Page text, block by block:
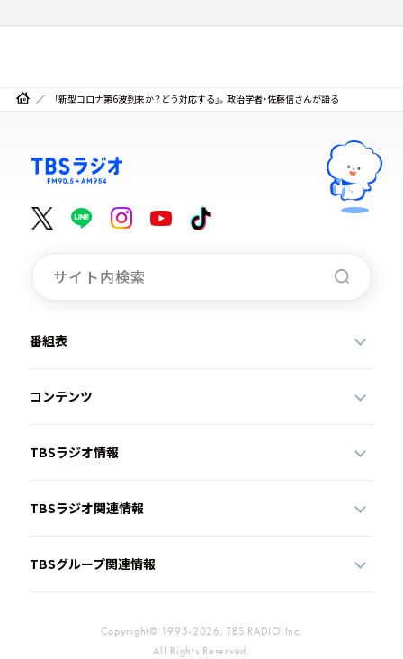
「新型コロナ第6波到来か？どう対応する」。政治学者・佐藤信さんが語る
番組表
コンテンツ
TBSラジオ情報
TBSラジオ関連情報
TBSグループ関連情報
Copyright© 1995-2026, TBS RADIO,Inc.
All Rights Reserved.